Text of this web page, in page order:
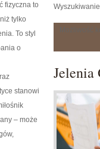
fizyczna to
tylko
To styl
o
stanowi
– może
Jelenia